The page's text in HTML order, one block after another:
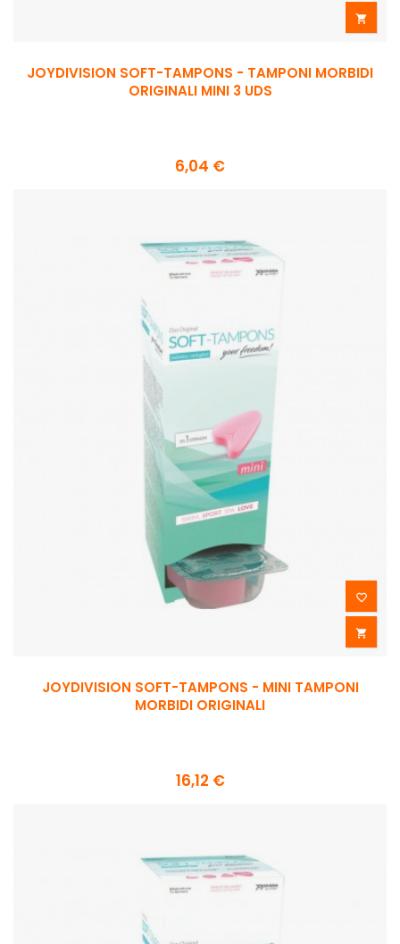

JOYDIVISION SOFT-TAMPONS - TAMPONI MORBIDI
ORIGINALI MINI 3 UDS
6,04 €


JOYDIVISION SOFT-TAMPONS - MINI TAMPONI
MORBIDI ORIGINALI
16,12 €